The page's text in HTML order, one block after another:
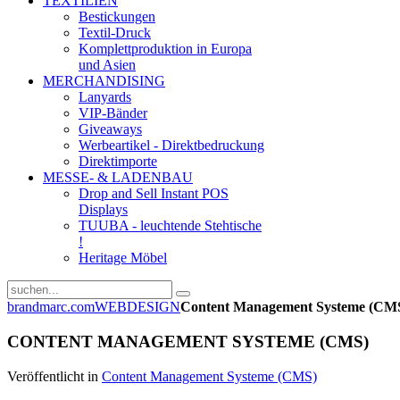
Bestickungen
Textil-Druck
Komplettproduktion in Europa
und Asien
MERCHANDISING
Lanyards
VIP-Bänder
Giveaways
Werbeartikel - Direktbedruckung
Direktimporte
MESSE- & LADENBAU
Drop and Sell Instant POS
Displays
TUUBA - leuchtende Stehtische
!
Heritage Möbel
brandmarc.comWEBDESIGNContent Management Systeme
CONTENT MANAGEMENT SYSTEME (CMS)
Veröffentlicht in Content Management Systeme (CMS)